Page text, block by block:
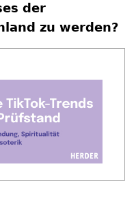
der
zu werden?